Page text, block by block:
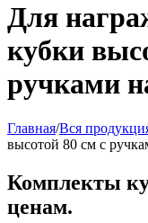
Для
кубки
ручками
Главная/Вся
высотой 80 см с
Комплекты
ценам.